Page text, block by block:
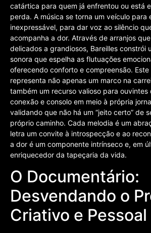
catártica para quem já enfrentou ou está
perda. A música se torna um veículo para
inexpressável, para dar voz ao silêncio
acompanha a dor. Através de arranjos
delicados a grandiosos, Bareilles constrói
sonora que espelha as flutuações
oferecendo conforto e compreensão.
representa não apenas um marco na
também um recurso valioso para ouvintes
conexão e consolo em meio à própria
validando que não há um “jeito certo” de
próprio caminho. Cada melodia é um
letra um convite à introspecção e ao
a dor é um componente intrínseco e, em
enriquecedor da tapeçaria da vida.
O Documentário:
Desvendando o
Criativo e Pessoal